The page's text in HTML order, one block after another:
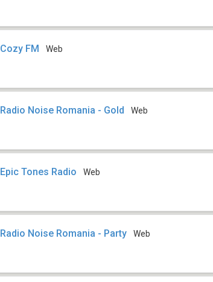
Cozy FM Web
Radio Noise Romania - Gold Web
Epic Tones Radio Web
Radio Noise Romania - Party Web